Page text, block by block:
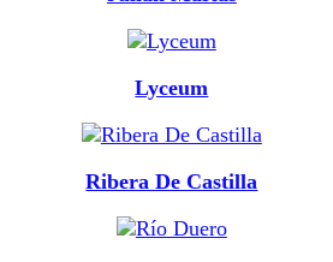
Lyceum
Ribera De Castilla